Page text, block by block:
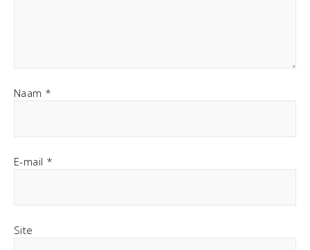
Naam *
E-mail *
Site